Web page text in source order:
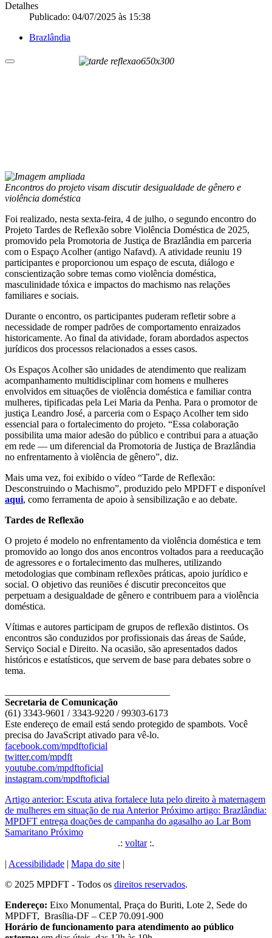
Detalhes
Publicado: 04/07/2025 às 15:38
Brazlândia
Encontros do projeto visam discutir desigualdade de gênero e
violência doméstica
Foi realizado, nesta sexta-feira, 4 de julho, o segundo encontro do
Projeto Tardes de Reflexão sobre Violência Doméstica de 2025,
promovido pela Promotoria de Justiça de Brazlândia em parceria
com o Espaço Acolher (antigo Nafavd). A atividade reuniu 19
participantes e proporcionou um espaço de escuta, diálogo e
conscientização sobre temas como violência doméstica,
masculinidade tóxica e impactos do machismo nas relações
familiares e sociais.
Durante o encontro, os participantes puderam refletir sobre a
necessidade de romper padrões de comportamento enraizados
historicamente. Ao final da atividade, foram abordados aspectos
jurídicos dos processos relacionados a esses casos.
Os Espaços Acolher são unidades de atendimento que realizam
acompanhamento multidisciplinar com homens e mulheres
envolvidos em situações de violência doméstica e familiar contra
mulheres, tipificadas pela Lei Maria da Penha. Para o promotor de
justiça Leandro José, a parceria com o Espaço Acolher tem sido
essencial para o fortalecimento do projeto. “Essa colaboração
possibilita uma maior adesão do público e contribui para a atuação
em rede — um diferencial da Promotoria de Justiça de Brazlândia
no enfrentamento à violência de gênero”, diz.
Mais uma vez, foi exibido o vídeo “Tarde de Reflexão:
Desconstruindo o Machismo”, produzido pelo MPDFT e disponível
aqui, como ferramenta de apoio à sensibilização e ao debate.
Tardes de Reflexão
O projeto é modelo no enfrentamento da violência doméstica e tem
promovido ao longo dos anos encontros voltados para a reeducação
de agressores e o fortalecimento das mulheres, utilizando
metodologias que combinam reflexões práticas, apoio jurídico e
social. O objetivo das reuniões é discutir preconceitos que
perpetuam a desigualdade de gênero e contribuem para a violência
doméstica.
Vítimas e autores participam de grupos de reflexão distintos. Os
encontros são conduzidos por profissionais das áreas de Saúde,
Serviço Social e Direito. Na ocasião, são apresentados dados
históricos e estatísticos, que servem de base para debates sobre o
tema.
Secretaria de Comunicação
(61) 3343-9601 / 3343-9220 / 99303-6173
Este endereço de email está sendo protegido de spambots. Você
precisa do JavaScript ativado para vê-lo.
facebook.com/mpdftoficial
twitter.com/mpdft
youtube.com/mpdftoficial
instagram.com/mpdftoficial
Artigo anterior: Escuta ativa fortalece luta pelo direito à maternagem
de mulheres em situação de rua Anterior Próximo artigo: Brazlândia:
MPDFT entrega doações de campanha do agasalho ao Lar Bom
Samaritano Próximo
.: voltar:.
| Acessibilidade | Mapa do site |
© 2025 MPDFT - Todos os direitos reservados.
Endereço: Eixo Monumental, Praça do Buriti, Lote 2, Sede do
MPDFT, Brasília-DF – CEP 70.091-900
Horário de funcionamento para atendimento ao público